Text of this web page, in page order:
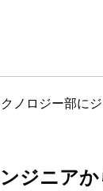
ノロジー部に
ジニア